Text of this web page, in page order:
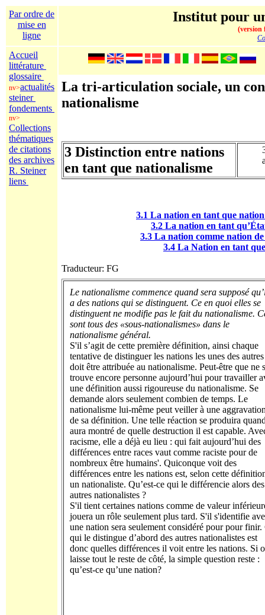
Par ordre de
mise en
ligne
Institut pour
(version
Accueil
littérature
glossaire
nv>actualités
steiner
fondements
nv>
Collections
thématiques
de citations
des archives
R. Steiner
liens
La tri-articulation sociale, un
nationalisme
3 Distinction entre nations
en tant que nationalisme
3.1 La nation en tant que
3.2 La nation en tant
3.3 La nation comme nation
3.4 La Nation en tant
Traducteur: FG
Le nationalisme commence quand sera supposé
a des nations qui se distinguent. Ce en quoi elles se
distinguent ne modifie pas le fait du nationalisme.
sont tous des «sous-nationalismes» dans le
nationalisme général.
S'il s’agit de cette première définition, ainsi chaque
tentative de distinguer les nations les unes des autres
doit être attribuée au nationalisme. Peut-être que ne
trouve encore personne aujourd’hui pour travailler
une définition aussi rigoureuse du nationalisme. Se
demande alors seulement combien de temps. Le
nationalisme lui-même peut veiller à une
de sa définition. Une telle réaction se produira
aura montré de quelle destruction il est capable.
racisme, elle a déjà eu lieu : qui fait aujourd’hui des
différences entre races vaut comme raciste pour de
nombreux être humains'. Quiconque voit des
différences entre les nations est, selon cette
un nationaliste. Qu’est-ce qui le différencie alors des
autres nationalistes ?
S'il tient certaines nations comme de valeur
jouera un rôle seulement plus tard. S'il s'identifie
une nation sera seulement considéré pour pour finir.
qui le distingue d’abord des autres nationalistes est
donc quelles différences il voit entre les nations. Si
laisse tout le reste de côté, la simple question reste :
qu’est-ce qu’une nation?